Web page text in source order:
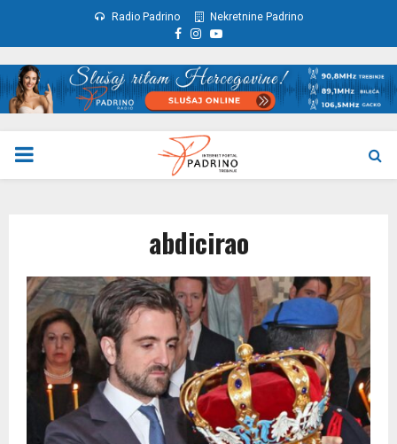
Radio Padrino Nekretnine Padrino
Facebook
Instagram
Youtube
PRIMARY
abdicirao